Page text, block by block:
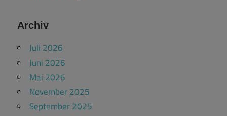
Archiv
Juli 2026
Juni 2026
Mai 2026
November 2025
September 2025